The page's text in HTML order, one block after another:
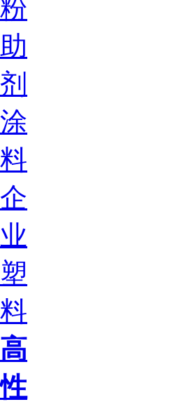
粉
助
剂
涂
料
企
业
塑
料
高
性